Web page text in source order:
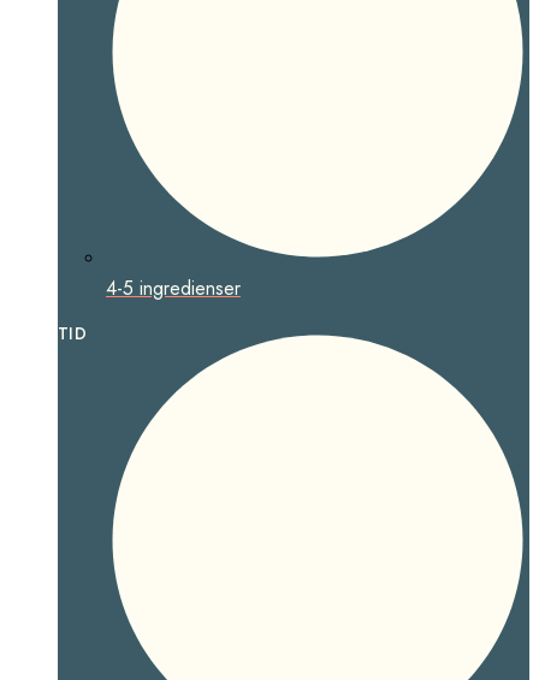
4-5 ingredienser
TID